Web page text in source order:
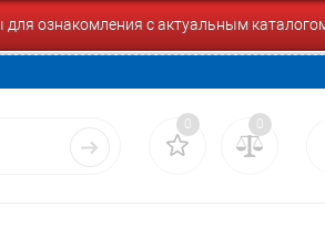
ознакомления с актуальным
0 0